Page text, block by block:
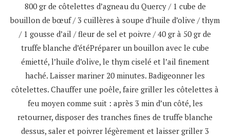
800 gr de côtelettes d’agneau du Quercy / 1 cube de
bouillon de bœuf / 3 cuillères à soupe d’huile d’olive / thym
/ 1 gousse d’ail / fleur de sel et poivre / 40 gr à 50 gr de
truffe blanche d’étéPréparer un bouillon avec le cube
émietté, l’huile d’olive, le thym ciselé et l’ail finement
haché. Laisser mariner 20 minutes. Badigeonner les
côtelettes. Chauffer une poêle, faire griller les côtelettes à
feu moyen comme suit : après 3 min d’un côté, les
retourner, disposer des tranches fines de truffe blanche
dessus, saler et poivrer légèrement et laisser griller 3